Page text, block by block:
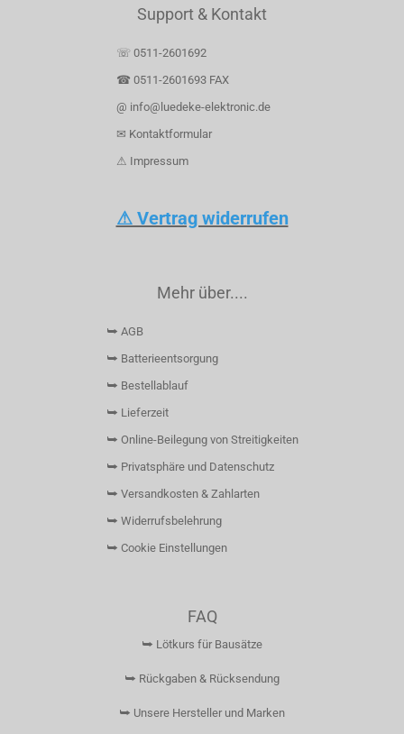
Support & Kontakt
☏ 0511-2601692
☎ 0511-2601693 FAX
@ info@luedeke-elektronic.de
✉ Kontaktformular
⚠ Impressum
⚠ Vertrag widerrufen
Mehr über....
⮩ AGB
⮩ Batterieentsorgung
⮩ Bestellablauf
⮩ Lieferzeit
⮩ Online-Beilegung von Streitigkeiten
⮩ Privatsphäre und Datenschutz
⮩ Versandkosten & Zahlarten
⮩ Widerrufsbelehrung
⮩ Cookie Einstellungen
FAQ
⮩ Lötkurs für Bausätze
⮩ Rückgaben & Rücksendung
⮩ Unsere Hersteller und Marken